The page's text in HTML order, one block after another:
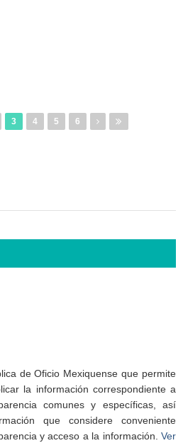
3 4 5 6
de Oficio Mexiquense que permite
la información correspondiente a
comunes y específicas, así
que considere conveniente
y acceso a la información. Ver